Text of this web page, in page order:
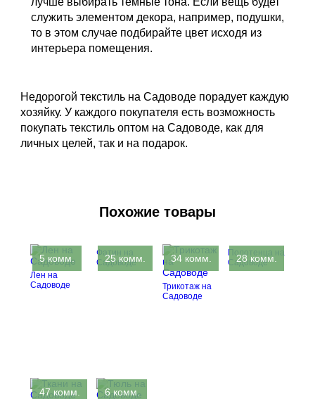
служить элементом декора, например, подушки,
то в этом случае подбирайте цвет исходя из
интерьера помещения.
Недорогой текстиль на Садоводе порадует каждую
хозяйку. У каждого покупателя есть возможность
покупать текстиль оптом на Садоводе, как для
личных целей, так и на подарок.
Похожие товары
5 комм.
Лен на
Садоводе
25 комм.
Фатин на
Садоводе
34 комм.
Трикотаж на
Садоводе
28 комм.
Полотенца на
Садоводе
47 комм. 6 комм.